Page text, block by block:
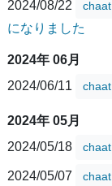
2024/08/22
chaat
になりました
2024年 06月
2024/06/11
chaat
2024年 05月
2024/05/18
chaat
2024/05/07 chaat